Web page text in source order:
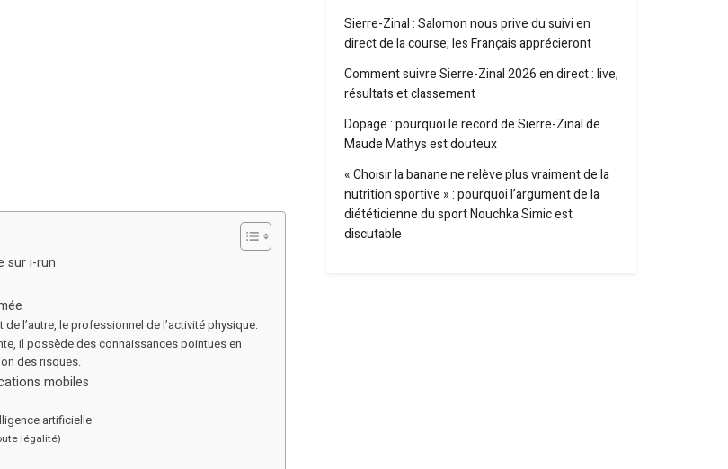
sur i-run
l’autre, le professionnel de l’activité physique.
il possède des connaissances pointues en
des risques.
mobiles
artificielle
légalité)
Sierre-Zinal : Salomon nous prive du suivi en
direct de la course, les Français apprécieront
Comment suivre Sierre-Zinal 2026 en direct : live,
résultats et classement
Dopage : pourquoi le record de Sierre-Zinal de
Maude Mathys est douteux
« Choisir la banane ne relève plus vraiment de la
nutrition sportive » : pourquoi l’argument de la
diététicienne du sport Nouchka Simic est
discutable